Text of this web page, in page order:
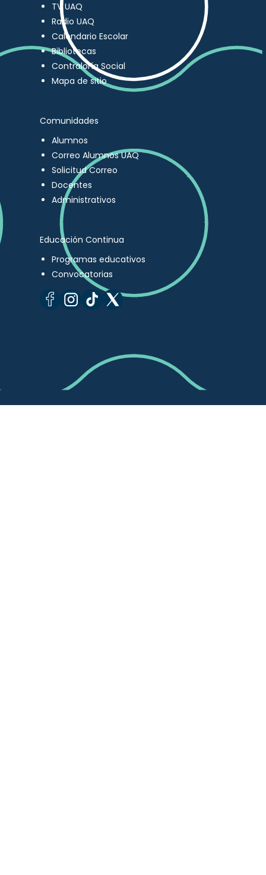
TV UAQ
Radio UAQ
Calendario Escolar
Bibliotecas
Contraloría Social
Mapa de sitio
Comunidades
Alumnos
Correo Alumnos UAQ
Solicitud Correo
Docentes
Administrativos
Educación Continua
Programas educativos
Convocatorias